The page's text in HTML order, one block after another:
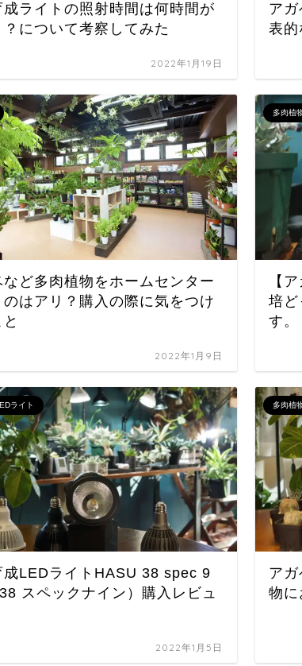
成ライトの照射時間は何時間が
について考察してみた
2022年1月19日
ア
表的
など多肉植物をホームセンター
のはアリ？購入の際に気をつけ
2022年1月9日
多肉植
【
培ど
す。
ライト
成LEDライトHASU 38 spec 9
スペックナイン）購入レビュ
2022年1月5日
多肉植
ア
物に